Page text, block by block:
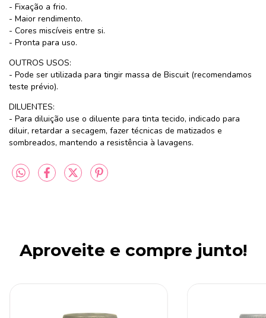
- Fixação a frio.
- Maior rendimento.
- Cores miscíveis entre si.
- Pronta para uso.
OUTROS USOS:
- Pode ser utilizada para tingir massa de Biscuit (recomendamos
teste prévio).
DILUENTES:
- Para diluição use o diluente para tinta tecido, indicado para
diluir, retardar a secagem, fazer técnicas de matizados e
sombreados, mantendo a resistência à lavagens.
Aproveite e compre junto!